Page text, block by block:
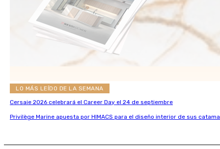
LO MÁS LEÍDO DE LA SEMANA
Cersaie 2026 celebrará el Career Day el 24 de septiembre
Privilège Marine apuesta por HIMACS para el diseño interior de sus